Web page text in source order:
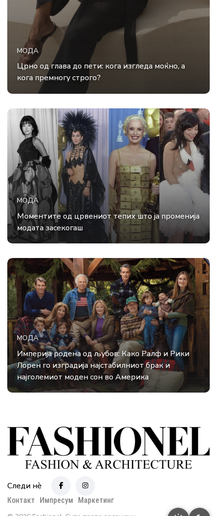
МОДА
Црно од глава до пети: кога изгледа моќно, а
кога премногу строго?
МОДА
Моментите од црвениот тепих што ја променија
модата засекогаш
МОДА
Империја родена од љубов: Како Ралф и Рики
Лорен го изградија најстабилниот брак и
најголемиот моден сон во Америка
Следи нè
Контакт Импресум
Маркетинг